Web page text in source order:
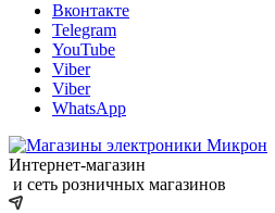
Вконтакте
Telegram
YouTube
Viber
Viber
WhatsApp
Интернет-магазин
и сеть розничных магазинов